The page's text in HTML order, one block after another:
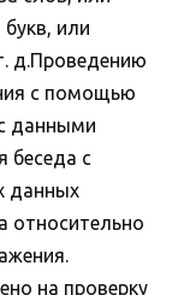
или
д.Проведению
с помощью
данными
беседа с
данных
относительно
на проверку